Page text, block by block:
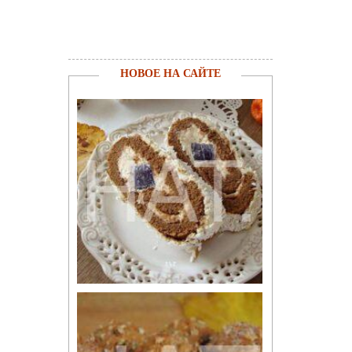
НОВОЕ НА САЙТЕ